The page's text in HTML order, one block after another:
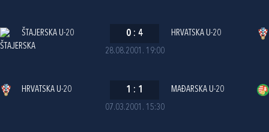
28.08.2001. 19:00
ŠTAJERSKA U-20 0 : 4 HRVATSKA U-20
07.03.2001. 15:30
HRVATSKA U-20 1 : 1 MAĐARSKA U-20